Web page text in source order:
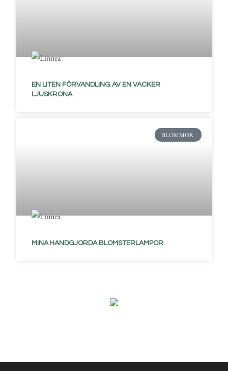
EN LITEN FÖRVANDLING AV EN VACKER
LJUSKRONA
BLOMMOR
MINA HANDGJORDA BLOMSTERLAMPOR